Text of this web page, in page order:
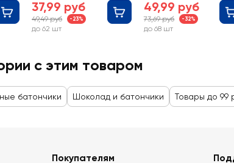
37,99 руб
49,49 руб -23%
до 62 шт
49,99 руб
73,69 руб -32%
до 68 шт
с этим товаром
батончики Шоколад и батончики Товары до 99
Покупателям